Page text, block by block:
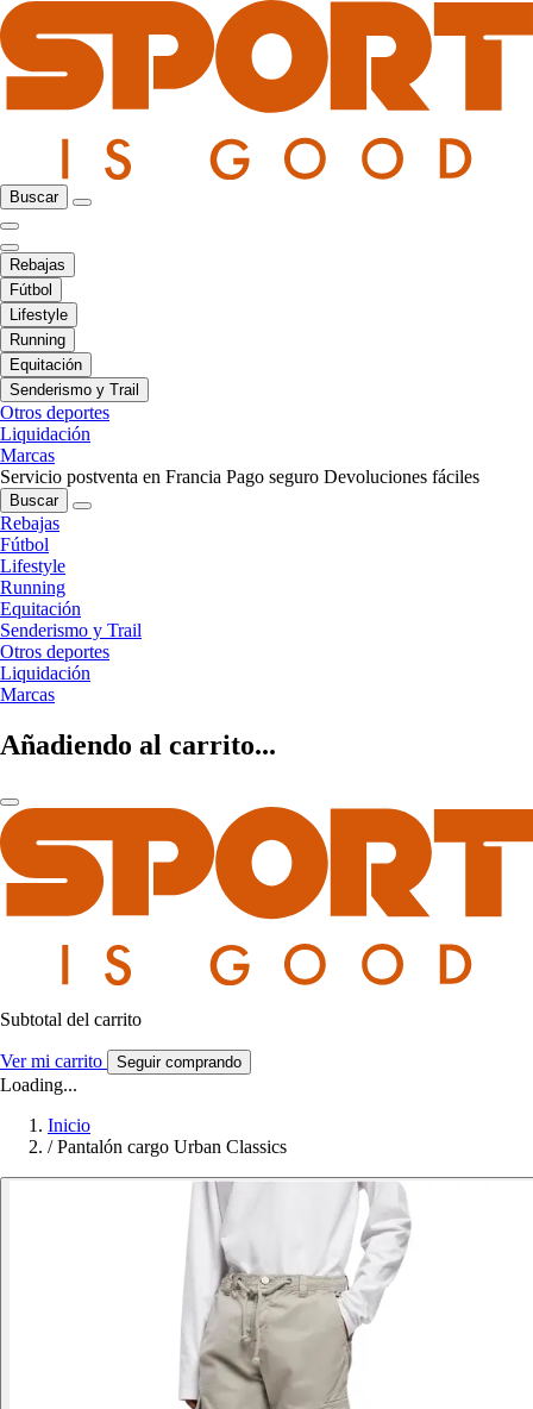
Buscar
Rebajas
Fútbol
Lifestyle
Running
Equitación
Senderismo y Trail
Otros deportes
Liquidación
Marcas
Servicio postventa en Francia Pago seguro Devoluciones fáciles
Buscar
Rebajas
Fútbol
Lifestyle
Running
Equitación
Senderismo y Trail
Otros deportes
Liquidación
Marcas
Añadiendo al carrito...
Subtotal del carrito
Ver mi carrito Seguir comprando
Loading...
Inicio
/ Pantalón cargo Urban Classics